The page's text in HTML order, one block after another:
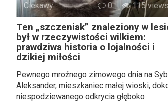
Ciekawy 0 115 views
Ten „szczeniak” znaleziony w
był w rzeczywistości wilkiem:
prawdziwa historia o lojalności i
dzikiej miłości
Pewnego mroźnego zimowego dnia na
Aleksander, mieszkaniec małej wioski,
niespodziewanego odkrycia głęboko